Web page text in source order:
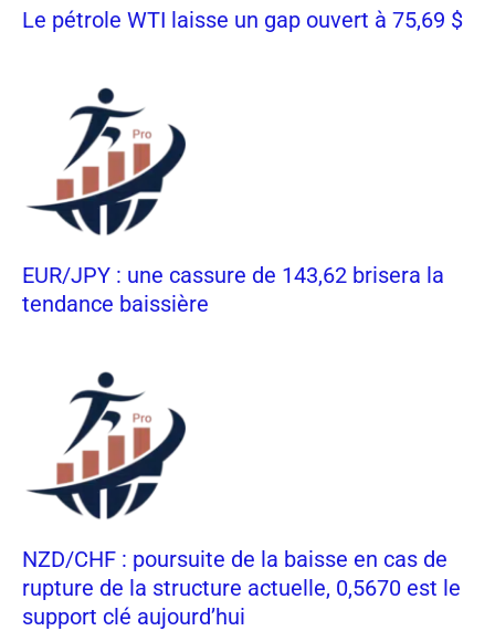
Le pétrole WTI laisse un gap ouvert à 75,69 $
EUR/JPY : une cassure de 143,62 brisera la
tendance baissière
NZD/CHF : poursuite de la baisse en cas de
rupture de la structure actuelle, 0,5670 est le
support clé aujourd’hui